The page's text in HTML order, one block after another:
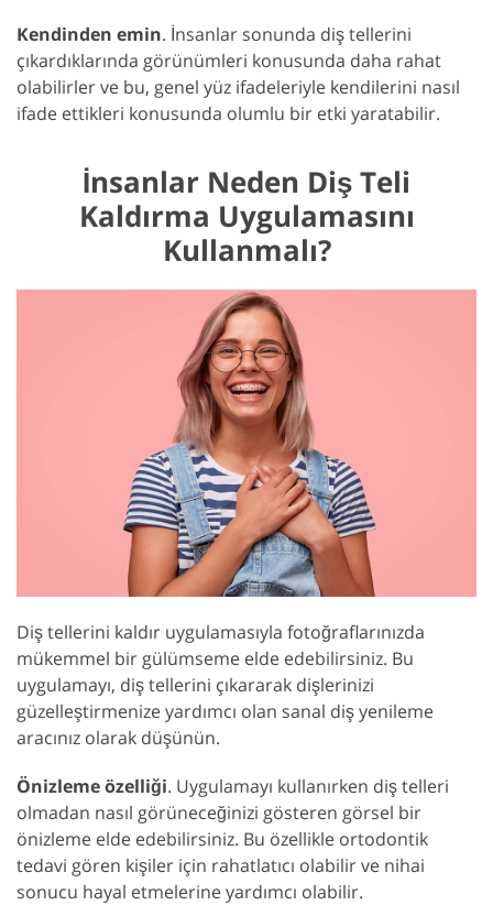
Kendinden emin. İnsanlar sonunda diş tellerini
çıkardıklarında görünümleri konusunda daha rahat
olabilirler ve bu, genel yüz ifadeleriyle kendilerini nasıl
ifade ettikleri konusunda olumlu bir etki yaratabilir.
İnsanlar Neden Diş Teli
Kaldırma Uygulamasını
Kullanmalı?
Diş tellerini kaldır uygulamasıyla fotoğraflarınızda
mükemmel bir gülümseme elde edebilirsiniz. Bu
uygulamayı, diş tellerini çıkararak dişlerinizi
güzelleştirmenize yardımcı olan sanal diş yenileme
aracınız olarak düşünün.
Önizleme özelliği. Uygulamayı kullanırken diş telleri
olmadan nasıl görüneceğinizi gösteren görsel bir
önizleme elde edebilirsiniz. Bu özellikle ortodontik
tedavi gören kişiler için rahatlatıcı olabilir ve nihai
sonucu hayal etmelerine yardımcı olabilir.